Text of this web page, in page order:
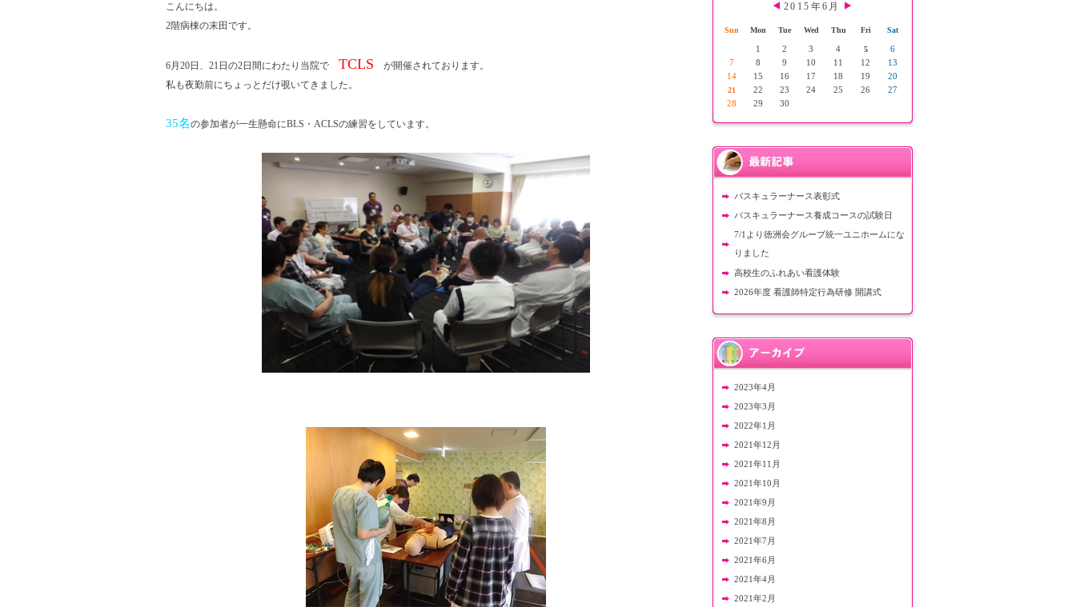
こんにちは。
2階病棟の末田です。
6月20日、21日の2日間にわたり当院で TCLS が開催されております。
私も夜勤前にちょっとだけ覗いてきました。
35名の参加者が一生懸命にBLS・ACLSの練習をしています。
2015年6月
Sun Mon Tue Wed Thu Fri Sat
1 2 3 4 5
6
7
8 9 10 11 12
13
14
15 16 17 18 19 20
21 22 23 24 25 26
27
28
29 30
バスキュラーナース表彰式
バスキュラーナース養成コースの試験日
7/1より徳洲会グループ統一ユニホームにな
りました
高校生のふれあい看護体験
2026年度 看護師特定行為研修 開講式
2023年4月
2023年3月
2022年1月
2021年12月
2021年11月
2021年10月
2021年9月
2021年8月
2021年7月
2021年6月
2021年4月
2021年2月